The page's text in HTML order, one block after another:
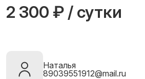
2 300 ₽ / сутки
Наталья
89039551912@mail.ru